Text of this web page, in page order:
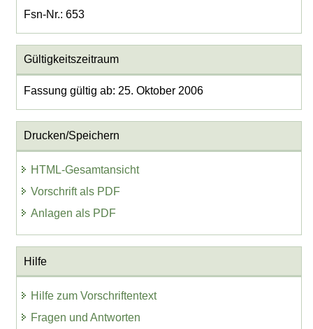
Fsn-Nr.: 653
Gültigkeitszeitraum
Fassung gültig ab: 25. Oktober 2006
Drucken/Speichern
HTML-Gesamtansicht
Vorschrift als PDF
Anlagen als PDF
Hilfe
Hilfe zum Vorschriftentext
Fragen und Antworten